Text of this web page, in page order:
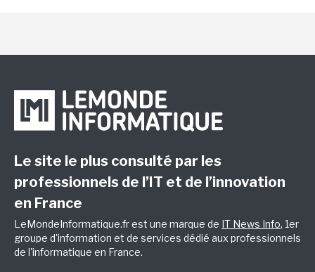
Le site le plus consulté par les
professionnels de l’IT et de l’innovation
en France
LeMondeInformatique.fr est une marque de IT News Info, 1er
groupe d'information et de services dédié aux professionnels
de l'informatique en France.